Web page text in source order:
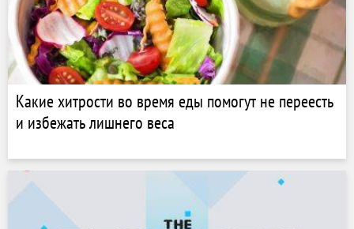
Какие хитрости во время еды помогут не переесть
и избежать лишнего веса